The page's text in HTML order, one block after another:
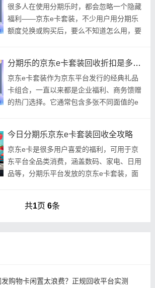
很多人在使用分期乐时，都会忽略一个隐藏
福利——京东e卡套装，不少用户用分期乐
额度兑换或购买后，要么不知道怎么用，要
分期乐的京东e卡套装回收折扣是多少呢？2026年最新回收推荐渠道就选这家
京东e卡套装作为京东平台发行的经典礼品
卡组合，一直以来都是企业福利、商务馈赠
的热门选择。它通常包含多张不同面值的e
今日分期乐京东e卡套装回收全攻略
京东e卡是很多用户喜爱的福利，可用于京
东平台全品类消费，涵盖数码、家电、日用
品等，分期乐平台发放的京东e卡套装，面
共1页 6条
购物卡闲置太浪费？正规回收平台实测